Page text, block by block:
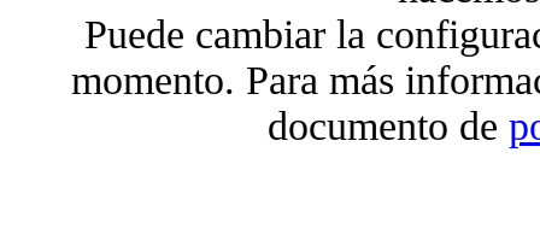
Puede cambiar la
momento. Para más
documento de